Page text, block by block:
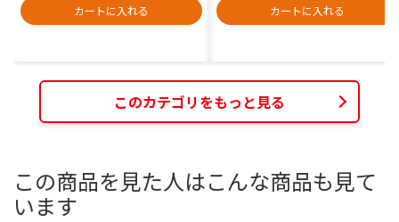
カートに入れる
カートに入れる
このカテゴリをもっと見る
この商品を見た人はこんな商品も見て
います